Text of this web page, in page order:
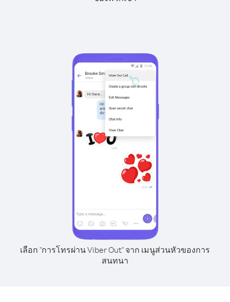
เลือก "การโทรผ่าน Viber Out" จาก เมนูส่วนหัวของการ
สนทนา